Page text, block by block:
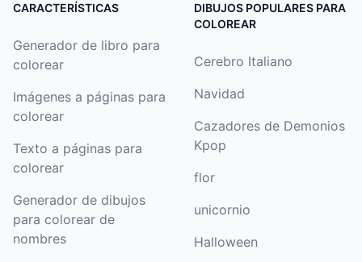
córtalas y dales la vuelta para un juego de
emparejar.
CARACTERÍSTICAS
Generador de libro para
colorear
Imágenes a páginas para
colorear
Texto a páginas para
colorear
Generador de dibujos
para colorear de
nombres
DIBUJOS POPULARES PARA
COLOREAR
Cerebro Italiano
Navidad
Cazadores de Demonios
Kpop
flor
unicornio
Halloween